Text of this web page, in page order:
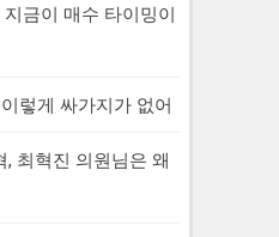
금이 매수 타이밍이
렇게 싸가지가 없어
최혁진 의원님은 왜